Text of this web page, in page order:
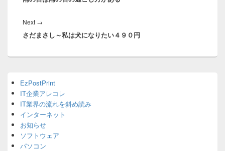
ゲ
シ
Next →
post:
さだまさし～私は犬になりたい４９０円
Sidebar
Widget
Area
EzPostPrint
IT企業アレコレ
IT業界の流れを斜め読み
インターネット
お知らせ
ソフトウェア
パソコン